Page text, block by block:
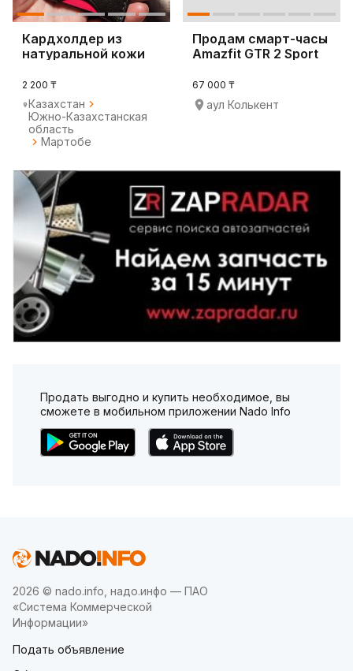
Кардхолдер из
натуральной кожи
2 200 ₸
Казахстан
Южно-Казахстанская
область
Мартобе
Продам смарт-часы
Amazfit GTR 2 Sport
67 000 ₸
аул Колькент
Продать выгодно и купить необходимое, вы
сможете в мобильном приложении Nado Info
2026 © nado.info, надо.инфо — ПАО
«Система Коммерческой
Информации»
Подать объявление